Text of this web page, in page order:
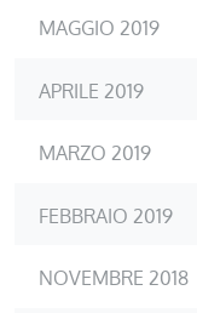
MAGGIO 2019
APRILE 2019
MARZO 2019
FEBBRAIO 2019
NOVEMBRE 2018